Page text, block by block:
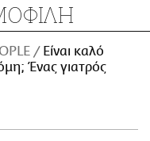
Είναι καλό
Ένας γιατρός